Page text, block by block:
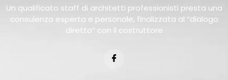
Un qualificato staff di architetti professionisti presta una
consulenza esperta e personale, finalizzata al “dialogo
diretto” con il costruttore